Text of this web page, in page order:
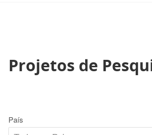
Projetos de
País